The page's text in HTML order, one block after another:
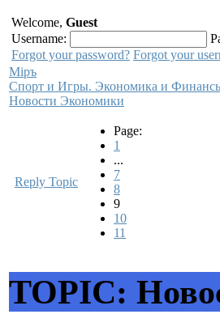
Welcome, Guest
Username:
Forgot your password? Forgot your
Мiръ
Спорт и Игры. Экономика и
Новости Экономики
Reply Topic
Page:
1
...
7
8
9
10
11
TOPIC: